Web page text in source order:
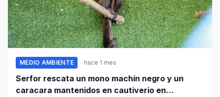
MEDIO AMBIENTE hace 1 mes
Serfor rescata un mono machín negro y un
caracara mantenidos en cautiverio en